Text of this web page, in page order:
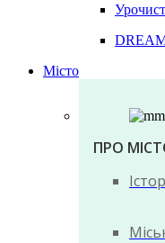
Місто
ПРО